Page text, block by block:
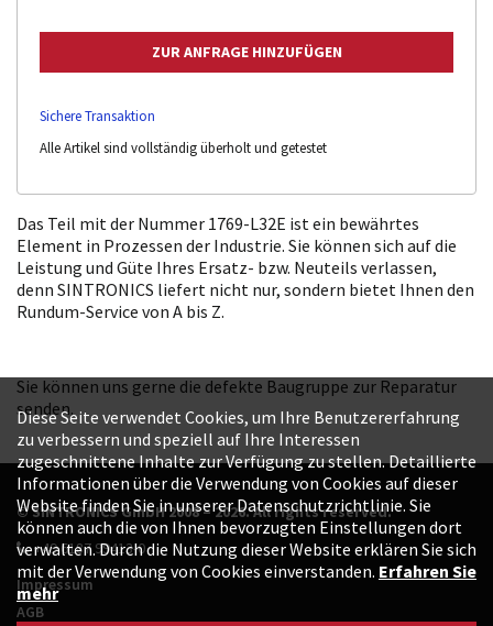
Sichere Transaktion
Alle Artikel sind vollständig überholt und getestet
Das Teil mit der Nummer 1769-L32E ist ein bewährtes
Element in Prozessen der Industrie. Sie können sich auf die
Leistung und Güte Ihres Ersatz- bzw. Neuteils verlassen,
denn SINTRONICS liefert nicht nur, sondern bietet Ihnen den
Rundum-Service von A bis Z.
Sie können uns gerne die defekte Baugruppe zur Reparatur
senden.
© SINTRONICS GmbH 2008 – 2026. All rights reserved.
+49 6187 99413-0
Impressum
AGB
Diese Seite verwendet Cookies, um Ihre Benutzererfahrung
zu verbessern und speziell auf Ihre Interessen
zugeschnittene Inhalte zur Verfügung zu stellen. Detaillierte
Informationen über die Verwendung von Cookies auf dieser
Website finden Sie in unserer Datenschutzrichtlinie. Sie
können auch die von Ihnen bevorzugten Einstellungen dort
verwalten. Durch die Nutzung dieser Website erklären Sie sich
mit der Verwendung von Cookies einverstanden. Erfahren Sie
mehr